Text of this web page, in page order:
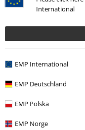
International
EMP International
EMP Deutschland
EMP Polska
EMP Norge
299:-
More categories.